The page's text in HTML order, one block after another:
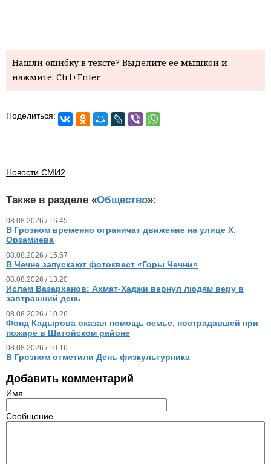
Нашли ошибку в тексте? Выделите ее мышкой и
нажмите: Ctrl+Enter
Поделиться:
Новости СМИ2
Также в разделе «Общество»:
08.08.2026 / 16.45
В Грозном временно ограничат движение на улице Х.
Орзамиева
08.08.2026 / 15.57
В Чечне запускают фотоквест «Горы Чечни»
08.08.2026 / 13.20
Ислам Вазарханов: Ахмат-Хаджи вернул людям веру в
завтрашний день
08.08.2026 / 10.26
Фонд Кадырова оказал помощь семье, пострадавшей при
пожаре в Шатойском районе
08.08.2026 / 10.16
В Грозном отметили День физкультурника
Добавить комментарий
Имя
Сообщение